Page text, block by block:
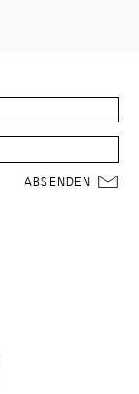
ABSENDEN